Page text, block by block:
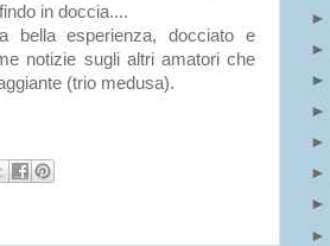
in doccia....
bella esperienza, docciato e
notizie sugli altri amatori che
(trio medusa).
►
►
►
►
►
►
►
►